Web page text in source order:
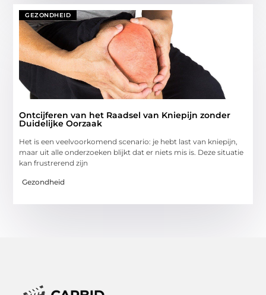
GEZONDHEID
Ontcijferen van het Raadsel van Kniepijn zonder
Duidelijke Oorzaak
Het is een veelvoorkomend scenario: je hebt last van kniepijn,
maar uit alle onderzoeken blijkt dat er niets mis is. Deze situatie
kan frustrerend zijn
Gezondheid